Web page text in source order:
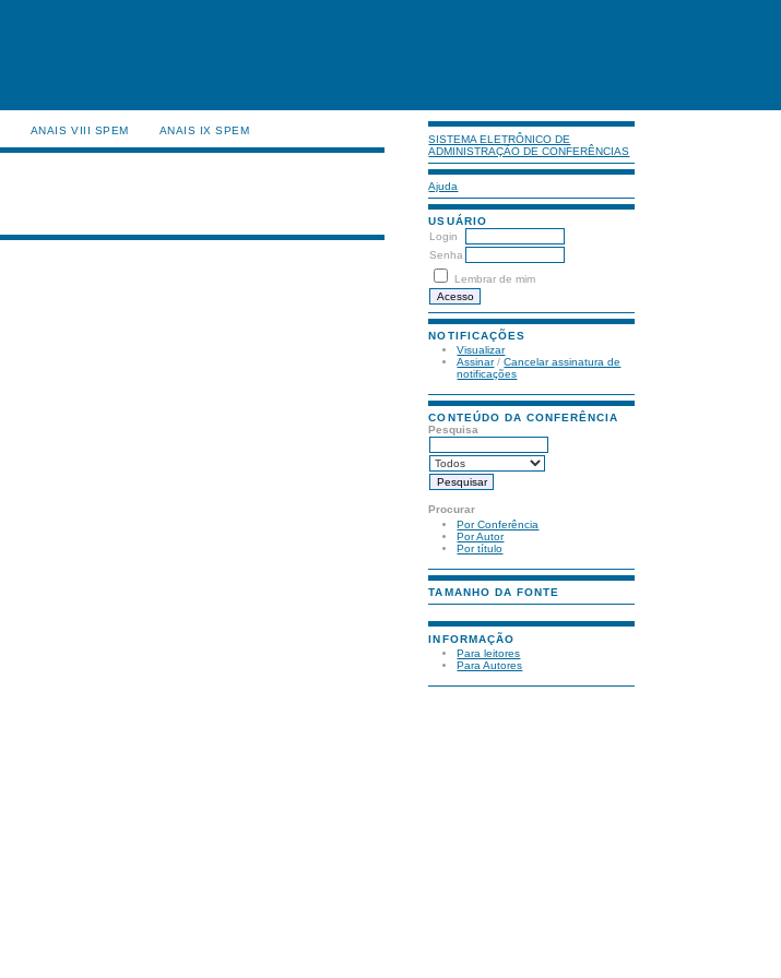
SISTEMA ELETRÔNICO DE
ADMINISTRAÇÃO DE CONFERÊNCIAS
Ajuda
USUÁRIO
Login
Senha
Lembrar de mim
NOTIFICAÇÕES
Visualizar
Assinar/Cancelar assinatura de
notificações
CONTEÚDO DA CONFERÊNCIA
Pesquisa
Procurar
Por Conferência
Por Autor
Por título
TAMANHO DA FONTE
INFORMAÇÃO
Para leitores
Para Autores
ANAIS VIII SPEM ANAIS IX SPEM